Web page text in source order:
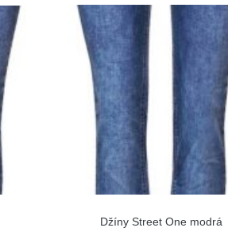
Džíny Street One modrá